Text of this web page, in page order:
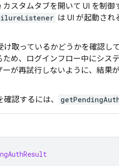
カスタムタブを開いて UI を制
は UI が起動さ
け取っているかどうかを確認
ため、ログインフロー中にシ
ーが再試行しないように、結
認するには、